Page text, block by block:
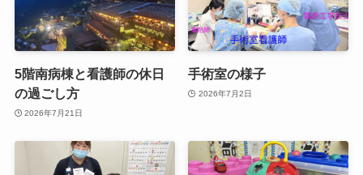
5階南病棟と看護師の休日
の過ごし方
2026年7月21日
手術室の様子
2026年7月2日